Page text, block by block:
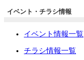
イベント・チラシ情報
イベント情報一覧
チラシ情報一覧